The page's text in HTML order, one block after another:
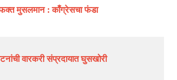
मुसलमान : काँग्रेसचा फंडा
वारकरी संप्रदायात घुसखोरी